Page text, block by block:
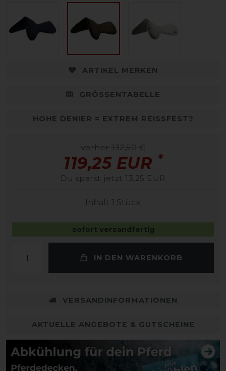
ARTIKEL MERKEN
GRÖSSENTABELLE
HOHE DENIER = EXTREM REISSFEST?
vorher 132,50 €
119,25 EUR *
Du sparst jetzt 13,25 EUR
Inhalt 1 Stück
sofort versandfertig
IN DEN WARENKORB
VERSANDINFORMATIONEN
AKTUELLE ANGEBOTE & GUTSCHEINE